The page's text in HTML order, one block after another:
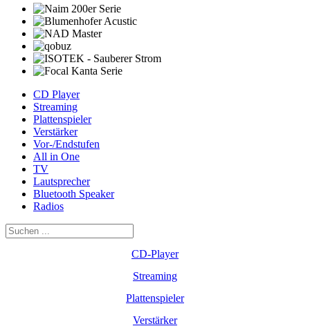
CD Player
Streaming
Plattenspieler
Verstärker
Vor-/Endstufen
All in One
TV
Lautsprecher
Bluetooth Speaker
Radios
CD-Player
Streaming
Plattenspieler
Verstärker